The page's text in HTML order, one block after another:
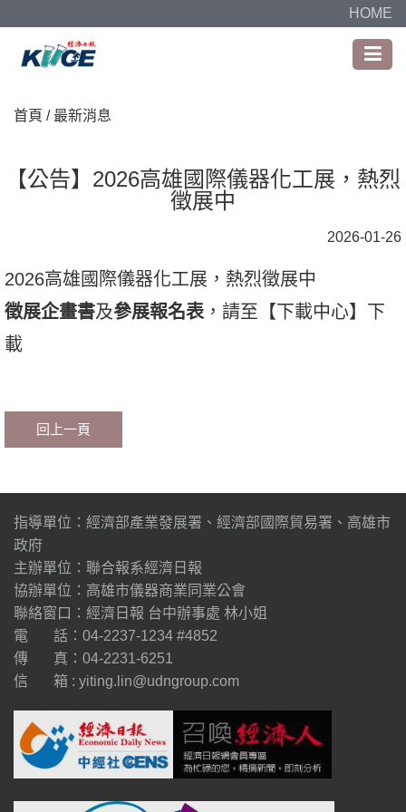
HOME
首頁 / 最新消息
【公告】2026高雄國際儀器化工展，熱烈
徵展中
2026-01-26
2026高雄國際儀器化工展，熱烈徵展中
徵展企畫書及參展報名表 ，請至【下載中心】下
載
回上一頁
指導單位：經濟部產業發展署、經濟部國際貿易署、高雄市
政府
主辦單位：聯合報系經濟日報
協辦單位：高雄市儀器商業同業公會
聯絡窗口：經濟日報 台中辦事處 林小姐
電 話：04-2237-1234 #4852
傳 真：04-2231-6251
信 箱 : yiting.lin@udngroup.com